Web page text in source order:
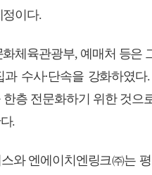
정이다.
체육관광부, 예매처 등은
과 수사·단속을 강화하였
한층 전문화하기 위한 것으
.
와 엔에이치엔링크㈜는